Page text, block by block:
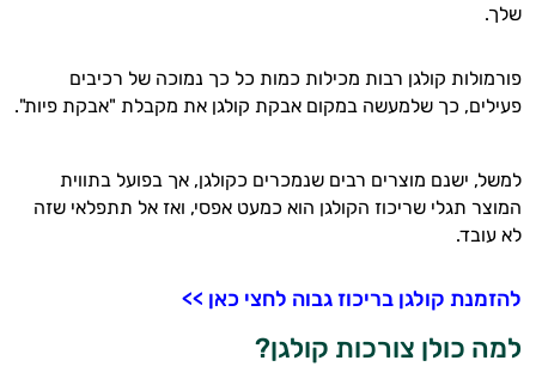
שלך.
פורמולות קולגן רבות מכילות כמות כל כך נמוכה של רכיבים
פעילים, כך שלמעשה במקום אבקת קולגן את מקבלת "אבקת פיות".
למשל, ישנם מוצרים רבים שנמכרים כקולגן, אך בפועל בתווית
המוצר תגלי שריכוז הקולגן הוא כמעט אפסי, ואז אל תתפלאי שזה
לא עובד.
להזמנת קולגן בריכוז גבוה לחצי כאן >>
למה כולן צורכות קולגן?